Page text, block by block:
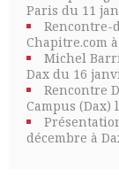
Paris du 11
Rencontre-
Chapitre.com
Michel
Dax du 16
Rencontre
Campus (Dax)
décembre à